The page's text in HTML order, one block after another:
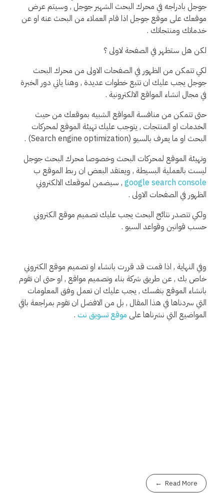
جوجل بادراجه في محرك البحث الشهير جوجل , وسيتم عرض
موقعك على موقع جوجل اذا قام العملاء من البحث عنه او عن
خدماتك ومنتجاتك .
لكن هل ستظهر في الصفحة لاولى ؟
لكي تتمكن من الظهور في الصفحات الاولى من محرك البحث
جوجل يجب عليك ان تتبع خطوات عديدة , وهنا ياتي دور الخبرة
في مجال انشاء المواقع الالكترونية .
حتى تتمكن من منافسة المواقع الشبيه بموقعك من حيث
الخدمات او المنتجات , يتوجب عليك تهيئة الموقع لمحركات
البحث او ما يعرف بالسيو (Search engine optimization) .
وتهيئة الموقع لمحركات البحث وخصوصا محرك البحث جوجل
ليست بالعملية البسيطة , ويعتقد البعض ان ربط الموقع ب
google search console , سيضمن لموقعك الالكتروني
الظهور في الصفحات الاولى .
ولكي تتصدر نتائج البحث يجب عليك تصميم موقع الكتروني
حسب قوانين وقواعد السيو .
وفي النهاية , اذا قمت قد قررت بانشاء او تصميم موقع الكتروني
خاص بك , عن طريق شركة بناء وتصميم مواقع , او حتى ان تقوم
بانشاء الموقع بنفسك , يجب عليك ان تعمل وفق المعلومات
التي سردناها في هذا المقال , بل من الافضل ان تقوم بمراجعة باقي
المواضيع التي نشرناها على موقع تسويق نت .
Read More